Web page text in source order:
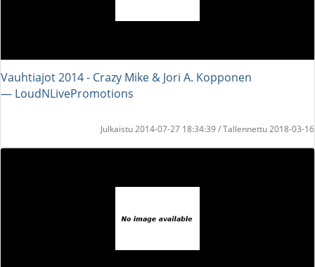
Vauhtiajot 2014 - Crazy Mike & Jori A. Kopponen
― LoudNLivePromotions
Julkaistu 2014-07-27 18:34:39 / Tallennettu 2018-03-16